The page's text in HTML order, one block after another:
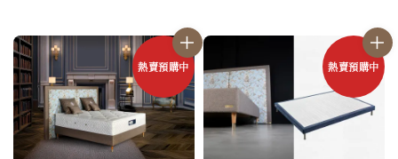
熱賣預購中 熱賣預購中